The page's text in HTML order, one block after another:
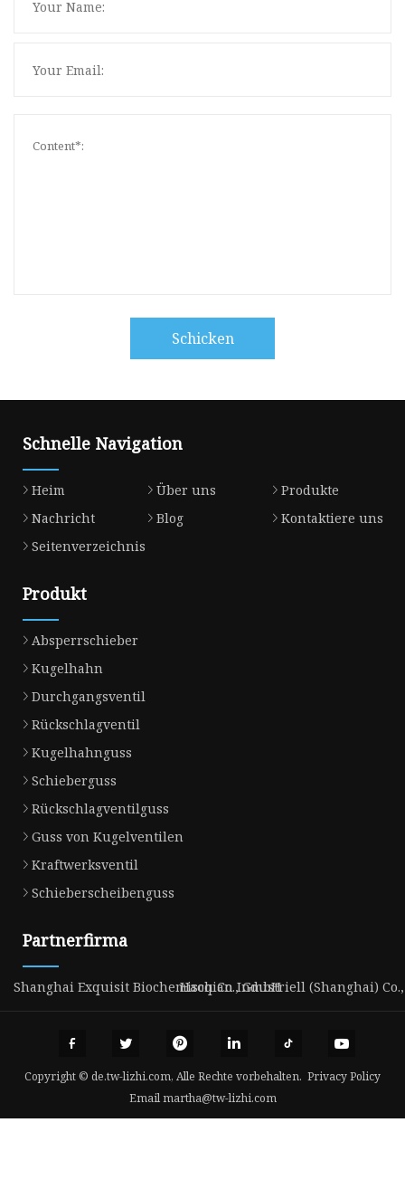
Schicken
Schnelle Navigation
Heim Über uns
Produkte
Nachricht
Blog
Kontaktiere uns
Seitenverzeichnis
Produkt
Absperrschieber
Kugelhahn
Durchgangsventil
Rückschlagventil
Kugelhahnguss
Schieberguss
Rückschlagventilguss
Guss von Kugelventilen
Kraftwerksventil
Schieberscheibenguss
Partnerfirma
Shanghai Exquisit Biochemisch Co., GmbH
Haoqian Industriell (Shanghai)
Copyright © de.tw-lizhi.com, Alle Rechte vorbehalten. Privacy Policy
Emailmartha@tw-lizhi.com